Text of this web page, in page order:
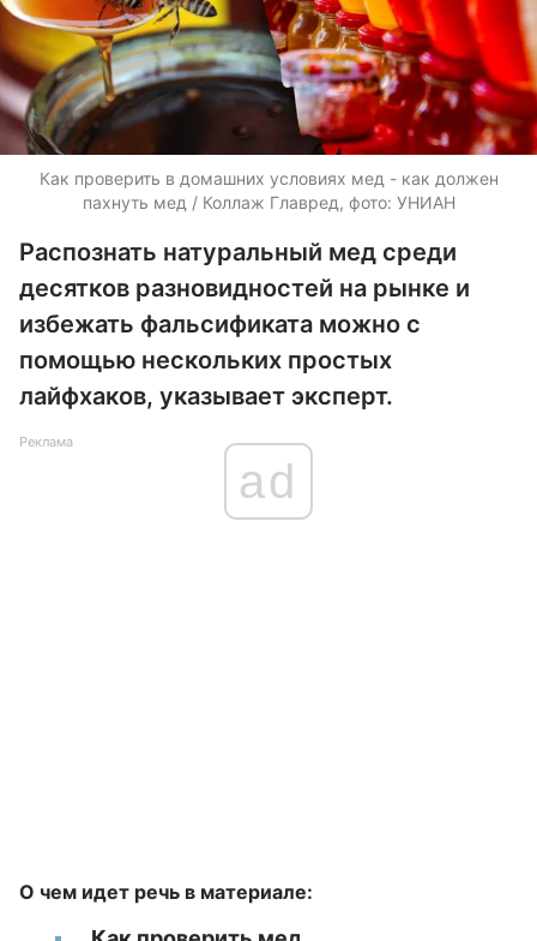
Как проверить в домашних условиях мед - как должен
пахнуть мед / Коллаж Главред, фото: УНИАН
Распознать натуральный мед среди
десятков разновидностей на рынке и
избежать фальсификата можно с
помощью нескольких простых
лайфхаков, указывает эксперт.
Реклама
ad
О чем идет речь в материале: